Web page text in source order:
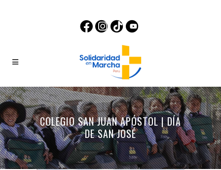
COLEGIO SAN JUAN APÓSTOL | DÍA
DE SAN JOSÉ